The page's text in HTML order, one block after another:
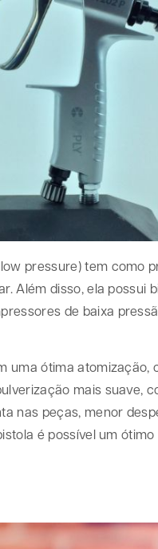
pressure) tem como
Além disso, ela possui
de baixa
uma ótima
mais suave,
nas peças, menor
é possível um